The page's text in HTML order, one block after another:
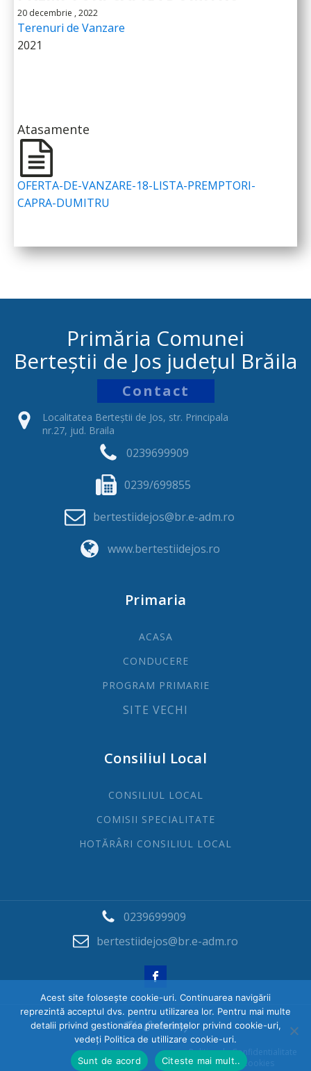
20 decembrie , 2022
Terenuri de Vanzare
2021
Atasamente
OFERTA-DE-VANZARE-18-LISTA-PREMPTORI-
CAPRA-DUMITRU
Primăria Comunei
Berteștii de Jos județul Brăila
Contact
Localitatea Berteștii de Jos, str. Principala
nr.27, jud. Braila
0239699909
0239/699855
bertestiidejos@br.e-adm.ro
www.bertestiidejos.ro
Primaria
ACASA
CONDUCERE
PROGRAM PRIMARIE
SITE VECHI
Consiliul Local
CONSILIUL LOCAL
COMISII SPECIALITATE
HOTĂRÂRI CONSILIUL LOCAL
0239699909
bertestiidejos@br.e-adm.ro
Politica de Confidentialitate
Politica Cookies
Acest site folosește cookie-uri. Continuarea navigării
reprezintă acceptul dvs. pentru utilizarea lor. Pentru mai multe
detalii privind gestionarea preferințelor privind cookie-uri,
vedeți Politica de utillizare cookie-uri.
Sunt de acord
Citeste mai mult..